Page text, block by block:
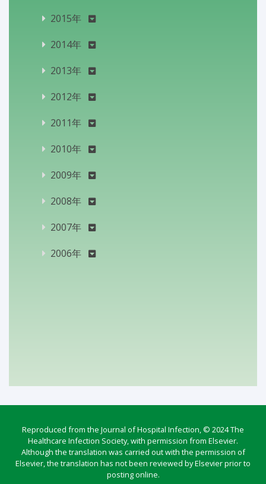
2015年
2014年
2013年
2012年
2011年
2010年
2009年
2008年
2007年
2006年
Reproduced from the Journal of Hospital Infection, © 2024 The
Healthcare Infection Society, with permission from Elsevier.
Although the translation was carried out with the permission of
Elsevier, the translation has not been reviewed by Elsevier prior to
posting online.